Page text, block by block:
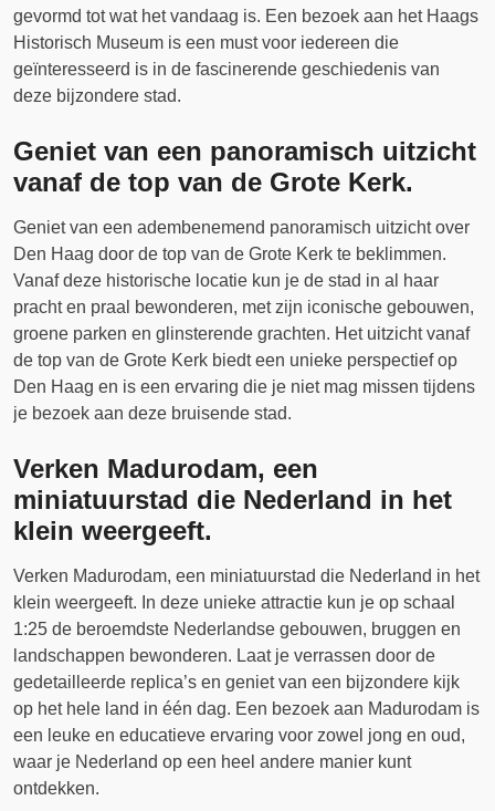
gevormd tot wat het vandaag is. Een bezoek aan het Haags
Historisch Museum is een must voor iedereen die
geïnteresseerd is in de fascinerende geschiedenis van
deze bijzondere stad.
Geniet van een panoramisch uitzicht
vanaf de top van de Grote Kerk.
Geniet van een adembenemend panoramisch uitzicht over
Den Haag door de top van de Grote Kerk te beklimmen.
Vanaf deze historische locatie kun je de stad in al haar
pracht en praal bewonderen, met zijn iconische gebouwen,
groene parken en glinsterende grachten. Het uitzicht vanaf
de top van de Grote Kerk biedt een unieke perspectief op
Den Haag en is een ervaring die je niet mag missen tijdens
je bezoek aan deze bruisende stad.
Verken Madurodam, een
miniatuurstad die Nederland in het
klein weergeeft.
Verken Madurodam, een miniatuurstad die Nederland in het
klein weergeeft. In deze unieke attractie kun je op schaal
1:25 de beroemdste Nederlandse gebouwen, bruggen en
landschappen bewonderen. Laat je verrassen door de
gedetailleerde replica’s en geniet van een bijzondere kijk
op het hele land in één dag. Een bezoek aan Madurodam is
een leuke en educatieve ervaring voor zowel jong en oud,
waar je Nederland op een heel andere manier kunt
ontdekken.